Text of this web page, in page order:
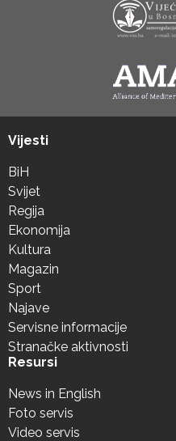
Vijesti
BiH
Svijet
Regija
Ekonomija
Kultura
Magazin
Sport
Najave
Servisne informacije
Stranačke aktivnosti
Resursi
News in English
Foto servis
Video servis